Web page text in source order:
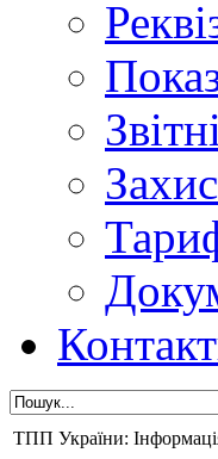
ТПП України: